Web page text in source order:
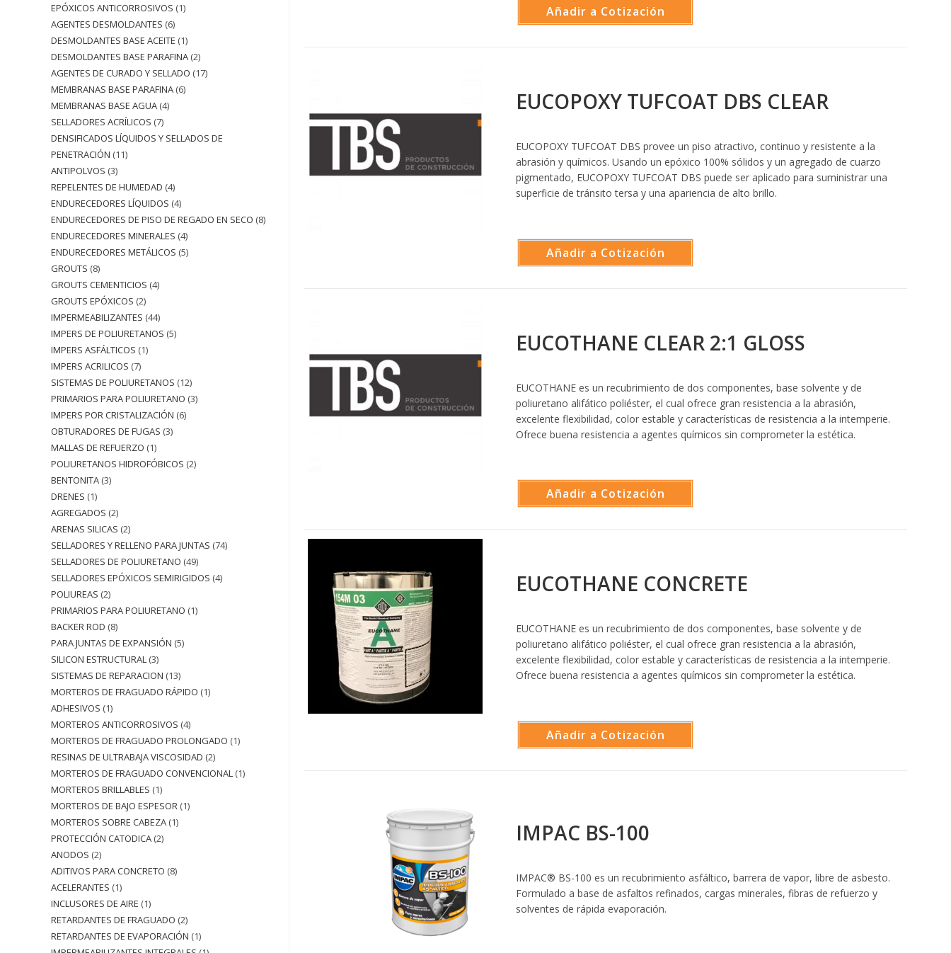
EPÓXICOS ANTICORROSIVOS 1
AGENTES DESMOLDANTES 6
DESMOLDANTES BASE ACEITE 1
DESMOLDANTES BASE PARAFINA 2
AGENTES DE CURADO Y SELLADO 17
MEMBRANAS BASE PARAFINA 6
MEMBRANAS BASE AGUA 4
SELLADORES ACRÍLICOS 7
DENSIFICADOS LÍQUIDOS Y SELLADOS DE
PENETRACIÓN 11
ANTIPOLVOS 3
REPELENTES DE HUMEDAD 4
ENDURECEDORES LÍQUIDOS 4
ENDURECEDORES DE PISO DE REGADO EN SECO 8
ENDURECEDORES MINERALES 4
ENDURECEDORES METÁLICOS 5
GROUTS 8
GROUTS CEMENTICIOS 4
GROUTS EPÓXICOS 2
IMPERMEABILIZANTES 44
IMPERS DE POLIURETANOS 5
IMPERS ASFÁLTICOS 1
IMPERS ACRILICOS 7
SISTEMAS DE POLIURETANOS 12
PRIMARIOS PARA POLIURETANO 3
IMPERS POR CRISTALIZACIÓN 6
OBTURADORES DE FUGAS 3
MALLAS DE REFUERZO 1
POLIURETANOS HIDROFÓBICOS 2
BENTONITA 3
DRENES 1
AGREGADOS 2
ARENAS SILICAS 2
SELLADORES Y RELLENO PARA JUNTAS 74
SELLADORES DE POLIURETANO 49
SELLADORES EPÓXICOS SEMIRIGIDOS 4
POLIUREAS 2
PRIMARIOS PARA POLIURETANO 1
BACKER ROD 8
PARA JUNTAS DE EXPANSIÓN 5
SILICON ESTRUCTURAL 3
SISTEMAS DE REPARACION 13
MORTEROS DE FRAGUADO RÁPIDO 1
ADHESIVOS 1
MORTEROS ANTICORROSIVOS 4
MORTEROS DE FRAGUADO PROLONGADO 1
RESINAS DE ULTRABAJA VISCOSIDAD 2
MORTEROS DE FRAGUADO CONVENCIONAL 1
MORTEROS BRILLABLES 1
MORTEROS DE BAJO ESPESOR 1
MORTEROS SOBRE CABEZA 1
PROTECCIÓN CATODICA 2
ANODOS 2
ADITIVOS PARA CONCRETO 8
ACELERANTES 1
INCLUSORES DE AIRE 1
RETARDANTES DE FRAGUADO 2
RETARDANTES DE EVAPORACIÓN 1
Añadir a Cotización
EUCOPOXY TUFCOAT DBS CLEAR
EUCOPOXY TUFCOAT DBS provee un piso atractivo, continuo y resistente a la
abrasión y químicos. Usando un epóxico 100% sólidos y un agregado de cuarzo
pigmentado, EUCOPOXY TUFCOAT DBS puede ser aplicado para suministrar una
superficie de tránsito tersa y una apariencia de alto brillo.
Añadir a Cotización
EUCOTHANE CLEAR 2:1 GLOSS
EUCOTHANE es un recubrimiento de dos componentes, base solvente y de
poliuretano alifático poliéster, el cual ofrece gran resistencia a la abrasión,
excelente flexibilidad, color estable y características de resistencia a la intemperie.
Ofrece buena resistencia a agentes químicos sin comprometer la estética.
Añadir a Cotización
EUCOTHANE CONCRETE
EUCOTHANE es un recubrimiento de dos componentes, base solvente y de
poliuretano alifático poliéster, el cual ofrece gran resistencia a la abrasión,
excelente flexibilidad, color estable y características de resistencia a la intemperie.
Ofrece buena resistencia a agentes químicos sin comprometer la estética.
Añadir a Cotización
IMPAC BS-100
IMPAC® BS-100 es un recubrimiento asfáltico, barrera de vapor, libre de asbesto.
Formulado a base de asfaltos refinados, cargas minerales, fibras de refuerzo y
solventes de rápida evaporación.